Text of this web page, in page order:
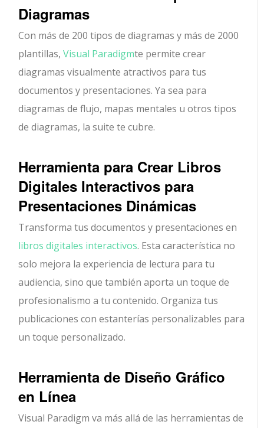
Diagramas
Con más de 200 tipos de diagramas y más de 2000
plantillas,Visual Paradigmte permite crear
diagramas visualmente atractivos para tus
documentos y presentaciones. Ya sea para
diagramas de flujo, mapas mentales u otros tipos
de diagramas, la suite te cubre.
Herramienta para Crear Libros
Digitales Interactivos para
Presentaciones Dinámicas
Transforma tus documentos y presentaciones en
libros digitales interactivos. Esta característica no
solo mejora la experiencia de lectura para tu
audiencia, sino que también aporta un toque de
profesionalismo a tu contenido. Organiza tus
publicaciones con estanterías personalizables para
un toque personalizado.
Herramienta de Diseño Gráfico
en Línea
Visual Paradigm va más allá de las herramientas de